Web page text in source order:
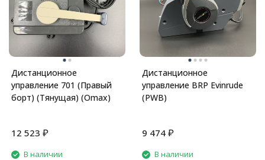
Дистанционное
управление 701 (Правый
борт) (Тянущая) (Omax)
12 523 ₽
В наличии
Дистанционное
управление BRP Evinrude
(PWB)
9 474 ₽
В наличии